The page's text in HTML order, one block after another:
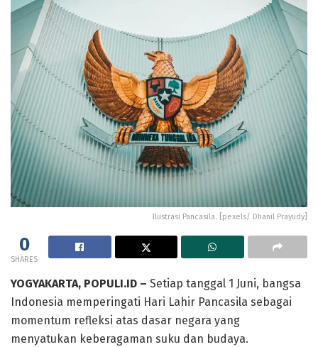
Ilustrasi Pancasila. [pexels/ Dhanil Prayudy]
0
SHARES
YOGYAKARTA, POPULI.ID – Setiap tanggal 1 Juni, bangsa
Indonesia memperingati Hari Lahir Pancasila sebagai
momentum refleksi atas dasar negara yang
menyatukan keberagaman suku dan budaya.